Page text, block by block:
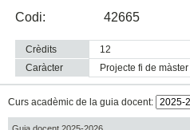
Codi:
42665
Crèdits
12
Caràcter
projecte fi de màster
Curs acadèmic de la guia docent: